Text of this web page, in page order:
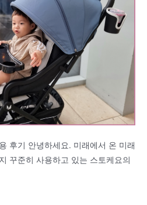
후기 안녕하세요. 미래에서 온 미래
꾸준히 사용하고 있는 스토케요의